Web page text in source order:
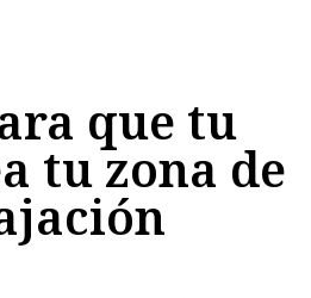
que tu
tu zona de